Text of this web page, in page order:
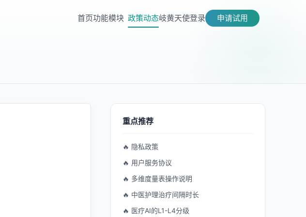
首页功能模块 政策动态岐黄天使登录 申请试用
重点推荐
🔥 隐私政策
🔥 用户服务协议
🔥 多维度量表操作说明
🔥 中医护理治疗间隔时长
🔥 医疗AI的L1-L4分级